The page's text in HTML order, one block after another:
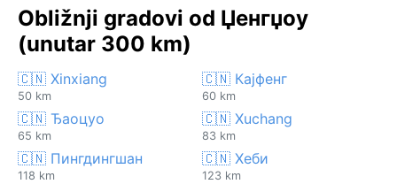
Obližnji gradovi od Џенгџоу
(unutar 300 km)
🇨🇳 Xinxiang
50 km
🇨🇳 Кајфенг
60 km
🇨🇳 Ђаоцуо
65 km
🇨🇳 Xuchang
83 km
🇨🇳 Пингдингшан
118 km
🇨🇳 Хеби
123 km